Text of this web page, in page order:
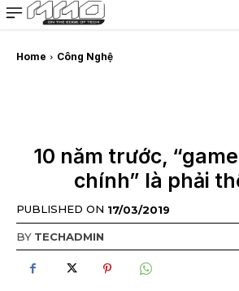
MMOSITE - Thông tin
Bài viết nổi bật
Home Công Nghệ
10 năm trước,
chính” là phải
PUBLISHED ON 17/03/2019
BY TECHADMIN